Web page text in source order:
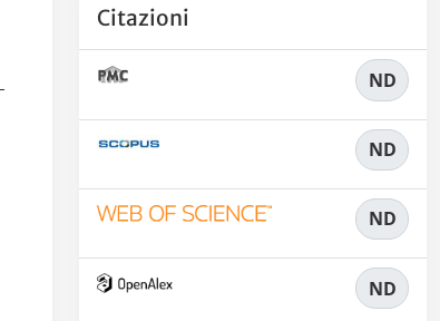
Citazioni
ND
ND
ND
ND